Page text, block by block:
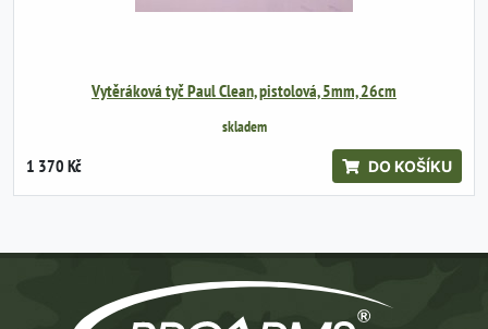
Vytěráková tyč Paul Clean, pistolová, 5mm, 26cm
skladem
1 370 Kč DO KOŠÍKU